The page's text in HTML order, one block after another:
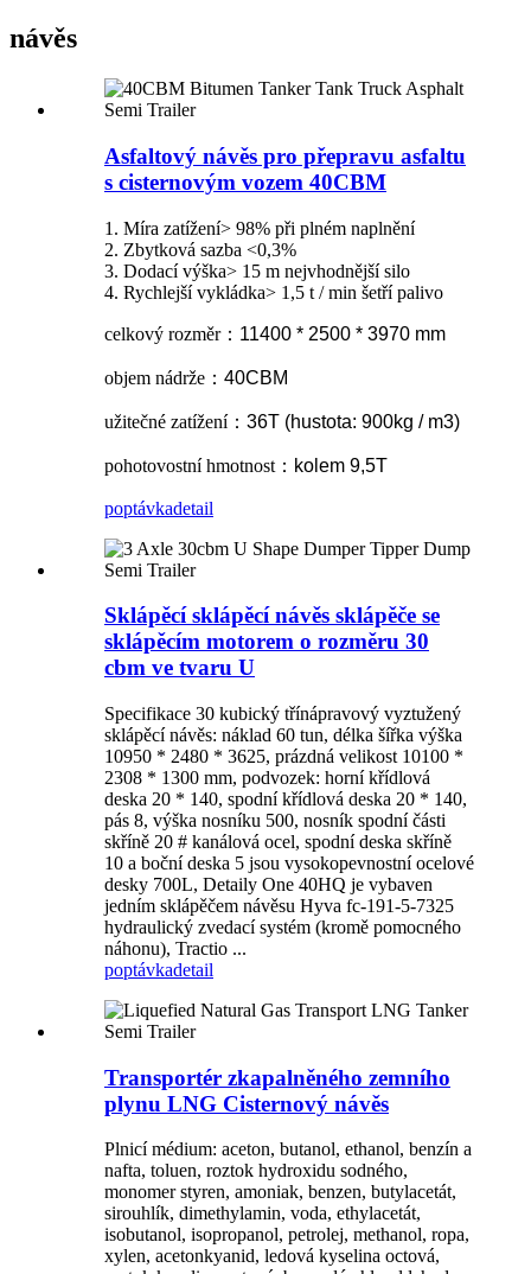
návěs
Asfaltový návěs pro přepravu asfaltu
s cisternovým vozem 40CBM
1. Míra zatížení> 98% při plném naplnění
2. Zbytková sazba <0,3%
3. Dodací výška> 15 m nejvhodnější silo
4. Rychlejší vykládka> 1,5 t / min šetří palivo
celkový rozměr： 11400 * 2500 * 3970 mm
objem nádrže ： 40CBM
užitečné zatížení： 36T (hustota: 900kg / m3)
pohotovostní hmotnost ： kolem 9,5T
poptávkadetail
Sklápěcí sklápěcí návěs sklápěče se
sklápěcím motorem o rozměru 30
cbm ve tvaru U
Specifikace 30 kubický třínápravový vyztužený
sklápěcí návěs: náklad 60 tun, délka šířka výška
10950 * 2480 * 3625, prázdná velikost 10100 *
2308 * 1300 mm, podvozek: horní křídlová
deska 20 * 140, spodní křídlová deska 20 * 140,
pás 8, výška nosníku 500, nosník spodní části
skříně 20 # kanálová ocel, spodní deska skříně
10 a boční deska 5 jsou vysokopevnostní ocelové
desky 700L, Detaily One 40HQ je vybaven
jedním sklápěčem návěsu Hyva fc-191-5-7325
hydraulický zvedací systém (kromě pomocného
náhonu), Tractio ...
poptávkadetail
Transportér zkapalněného zemního
plynu LNG Cisternový návěs
Plnicí médium: aceton, butanol, ethanol, benzín a
nafta, toluen, roztok hydroxidu sodného, ​​
monomer styren, amoniak, benzen, butylacetát,
sirouhlík, dimethylamin, voda, ethylacetát,
isobutanol, isopropanol, petrolej, methanol, ropa,
xylen, acetonkyanid, ledová kyselina octová,